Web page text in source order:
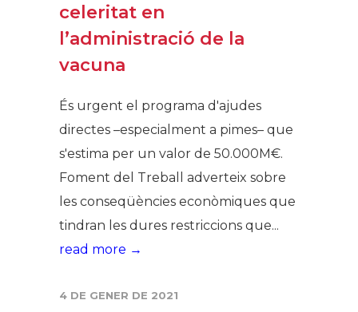
celeritat en
l’administració de la
vacuna
És urgent el programa d'ajudes
directes –especialment a pimes– que
s'estima per un valor de 50.000M€.
Foment del Treball adverteix sobre
les conseqüències econòmiques que
tindran les dures restriccions que...
read more →
4 DE GENER DE 2021